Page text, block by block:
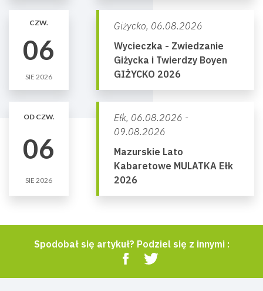
CZW.
06
SIE 2026
Giżycko, 06.08.2026
Wycieczka - Zwiedzanie
Giżycka i Twierdzy Boyen
GIŻYCKO 2026
OD CZW.
06
SIE 2026
Ełk, 06.08.2026 -
09.08.2026
Mazurskie Lato
Kabaretowe MULATKA Ełk
2026
Spodobał się artykuł? Podziel się z innymi :